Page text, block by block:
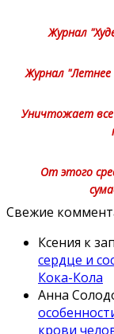
Журнал
Журнал
Уничтожает все
От этого
Свежие
Ксения к
сердце и
Кока-Кола
Анна
крови